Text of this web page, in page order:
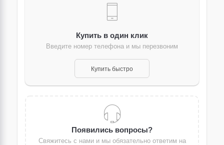
Купить в один клик
Введите номер телефона и мы перезвоним
Купить быстро
Появились вопросы?
Свяжитесь с нами и мы обязательно ответим на